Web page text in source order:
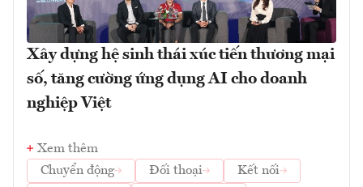
Xây dựng hệ sinh thái xúc tiến thương mại
số, tăng cường ứng dụng AI cho doanh
nghiệp Việt
Xem thêm
Chuyển động
Đối thoại
Kết nối